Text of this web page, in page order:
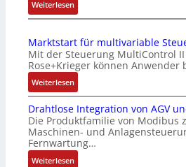
e
S
n
s
o
r
-
n
t
e
g
Weiterlesen:
I
C
6
2
4
4
-
Z
e
r
Marktstart für multivariable
Mit der Steuerung MultiControl
Rose+Krieger können Anwender
Weiterlesen:
M
a
r
k
t
s
Drahtlose Integration von AGV
Die Produktfamilie von Modibus
Maschinen- und
Fernwartung…
Weiterlesen: